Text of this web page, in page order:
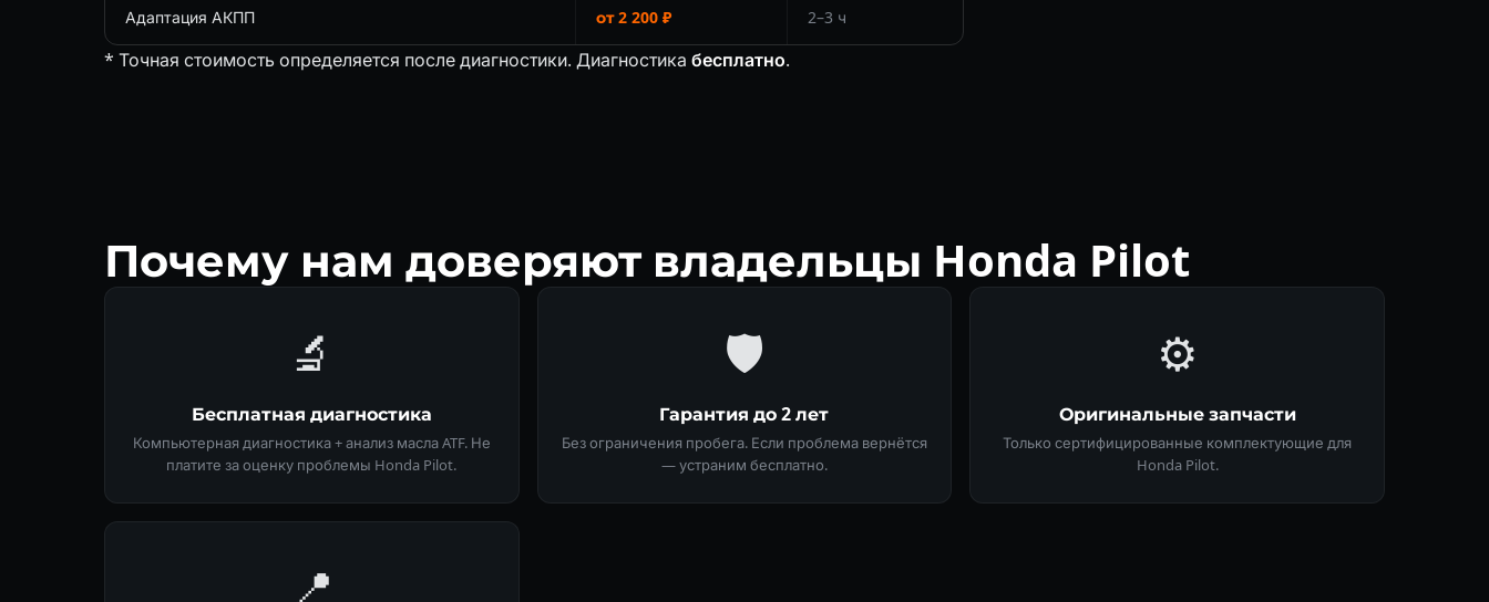
Адаптация АКПП от 2 200 ₽ 2–3 ч
* Точная стоимость определяется после диагностики. Диагностика бесплатно.
Почему нам доверяют владельцы Honda Pilot
🔬
Бесплатная диагностика
Компьютерная диагностика + анализ масла ATF. Не
платите за оценку проблемы Honda Pilot.
🛡
Гарантия до 2 лет
Без ограничения пробега. Если проблема вернётся
— устраним бесплатно.
⚙️
Оригинальные запчасти
Только сертифицированные комплектующие для
Honda Pilot.
📍